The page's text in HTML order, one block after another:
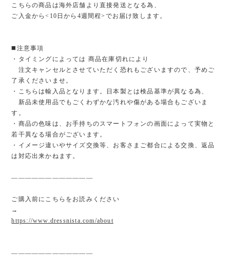
こちらの商品は海外店舗より直接発送となる為、
ご入金から<10日から4週間程>でお届け致します。
◼️注意事項
・タイミングによっては 商品在庫切れにより
注文キャンセルとさせていただく恐れもございますので、予めご
了承くださいませ。
・こちらは輸入品となります。日本製とは検品基準が異なる為、
新品未使用品でもごくわずかな汚れや傷がある場合もございま
す。
・商品の色味は、お手持ちのスマートフォンの画面によって実物と
若干異なる場合がございます。
・イメージ違いやサイズ交換等、お客さまご都合による交換、返品
は対応出来かねます。
————————————
ご購入前にこちらをお読みください
→
https://www.dressnista.com/about
————————————